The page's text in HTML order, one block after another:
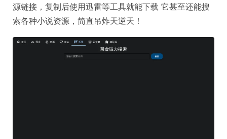
源链接，复制后使用迅雷等工具就能下载 它甚至还能搜
索各种小说资源，简直吊炸天逆天！